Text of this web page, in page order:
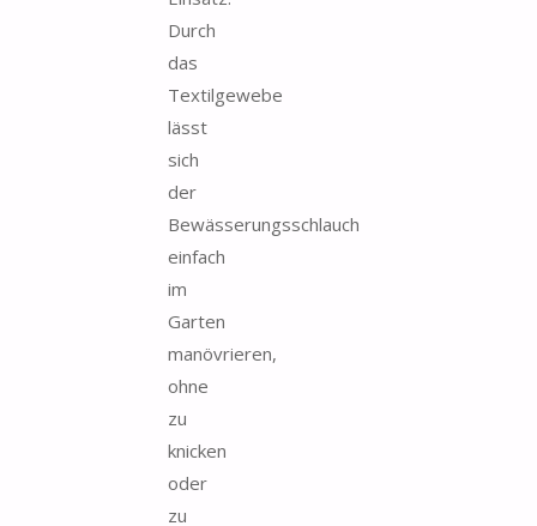
Durch
das
Textilgewebe
lässt
sich
der
Bewässerungsschlauch
einfach
im
Garten
manövrieren,
ohne
zu
knicken
oder
zu